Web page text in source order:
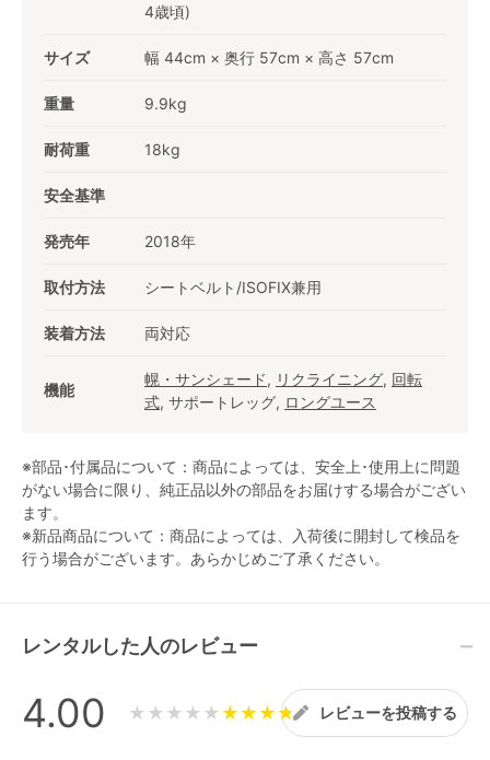
4歳頃)
サイズ 幅 44cm × 奥行 57cm × 高さ 57cm
重量 9.9kg
耐荷重 18kg
安全基準
発売年 2018年
取付方法 シートベルト/ISOFIX兼用
装着方法 両対応
機能
幌・サンシェード, リクライニング, 回転
式, サポートレッグ, ロングユース
※部品･付属品について：商品によっては、安全上･使用上に問題
がない場合に限り、純正品以外の部品をお届けする場合がござい
ます。
※新品商品について：商品によっては、入荷後に開封して検品を
行う場合がございます。あらかじめご了承ください。
レンタルした人のレビュー
4.00 ★★★★★ レビューを投稿する